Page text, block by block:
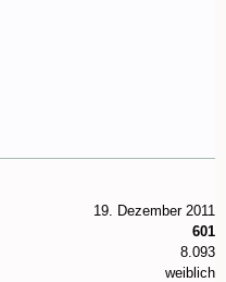
19. Dezember 2011
601
8.093
weiblich